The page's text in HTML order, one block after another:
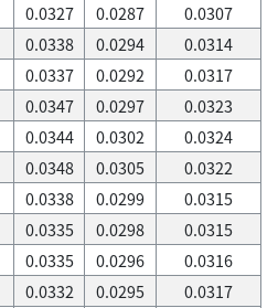
0.0327 0.0287
0.0307
0.0338 0.0294
0.0314
0.0337 0.0292
0.0317
0.0347 0.0297
0.0323
0.0344 0.0302
0.0324
0.0348 0.0305
0.0322
0.0338 0.0299
0.0315
0.0335 0.0298
0.0315
0.0335 0.0296
0.0316
0.0332 0.0295
0.0317